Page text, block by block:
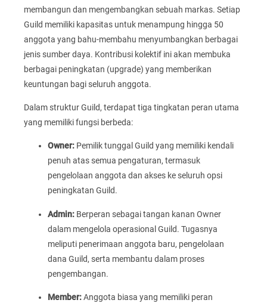
membangun dan mengembangkan sebuah markas. Setiap
Guild memiliki kapasitas untuk menampung hingga 50
anggota yang bahu-membahu menyumbangkan berbagai
jenis sumber daya. Kontribusi kolektif ini akan membuka
berbagai peningkatan (upgrade) yang memberikan
keuntungan bagi seluruh anggota.
Dalam struktur Guild, terdapat tiga tingkatan peran utama
yang memiliki fungsi berbeda:
Owner: Pemilik tunggal Guild yang memiliki kendali
penuh atas semua pengaturan, termasuk
pengelolaan anggota dan akses ke seluruh opsi
peningkatan Guild.
Admin: Berperan sebagai tangan kanan Owner
dalam mengelola operasional Guild. Tugasnya
meliputi penerimaan anggota baru, pengelolaan
dana Guild, serta membantu dalam proses
pengembangan.
Member:Anggota biasa yang memiliki peran